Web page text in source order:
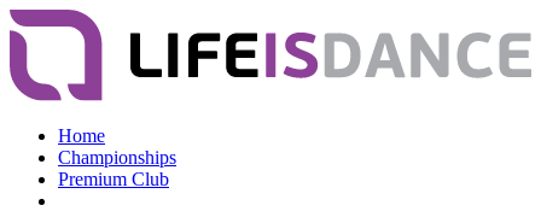
Home
Championships
Premium Club